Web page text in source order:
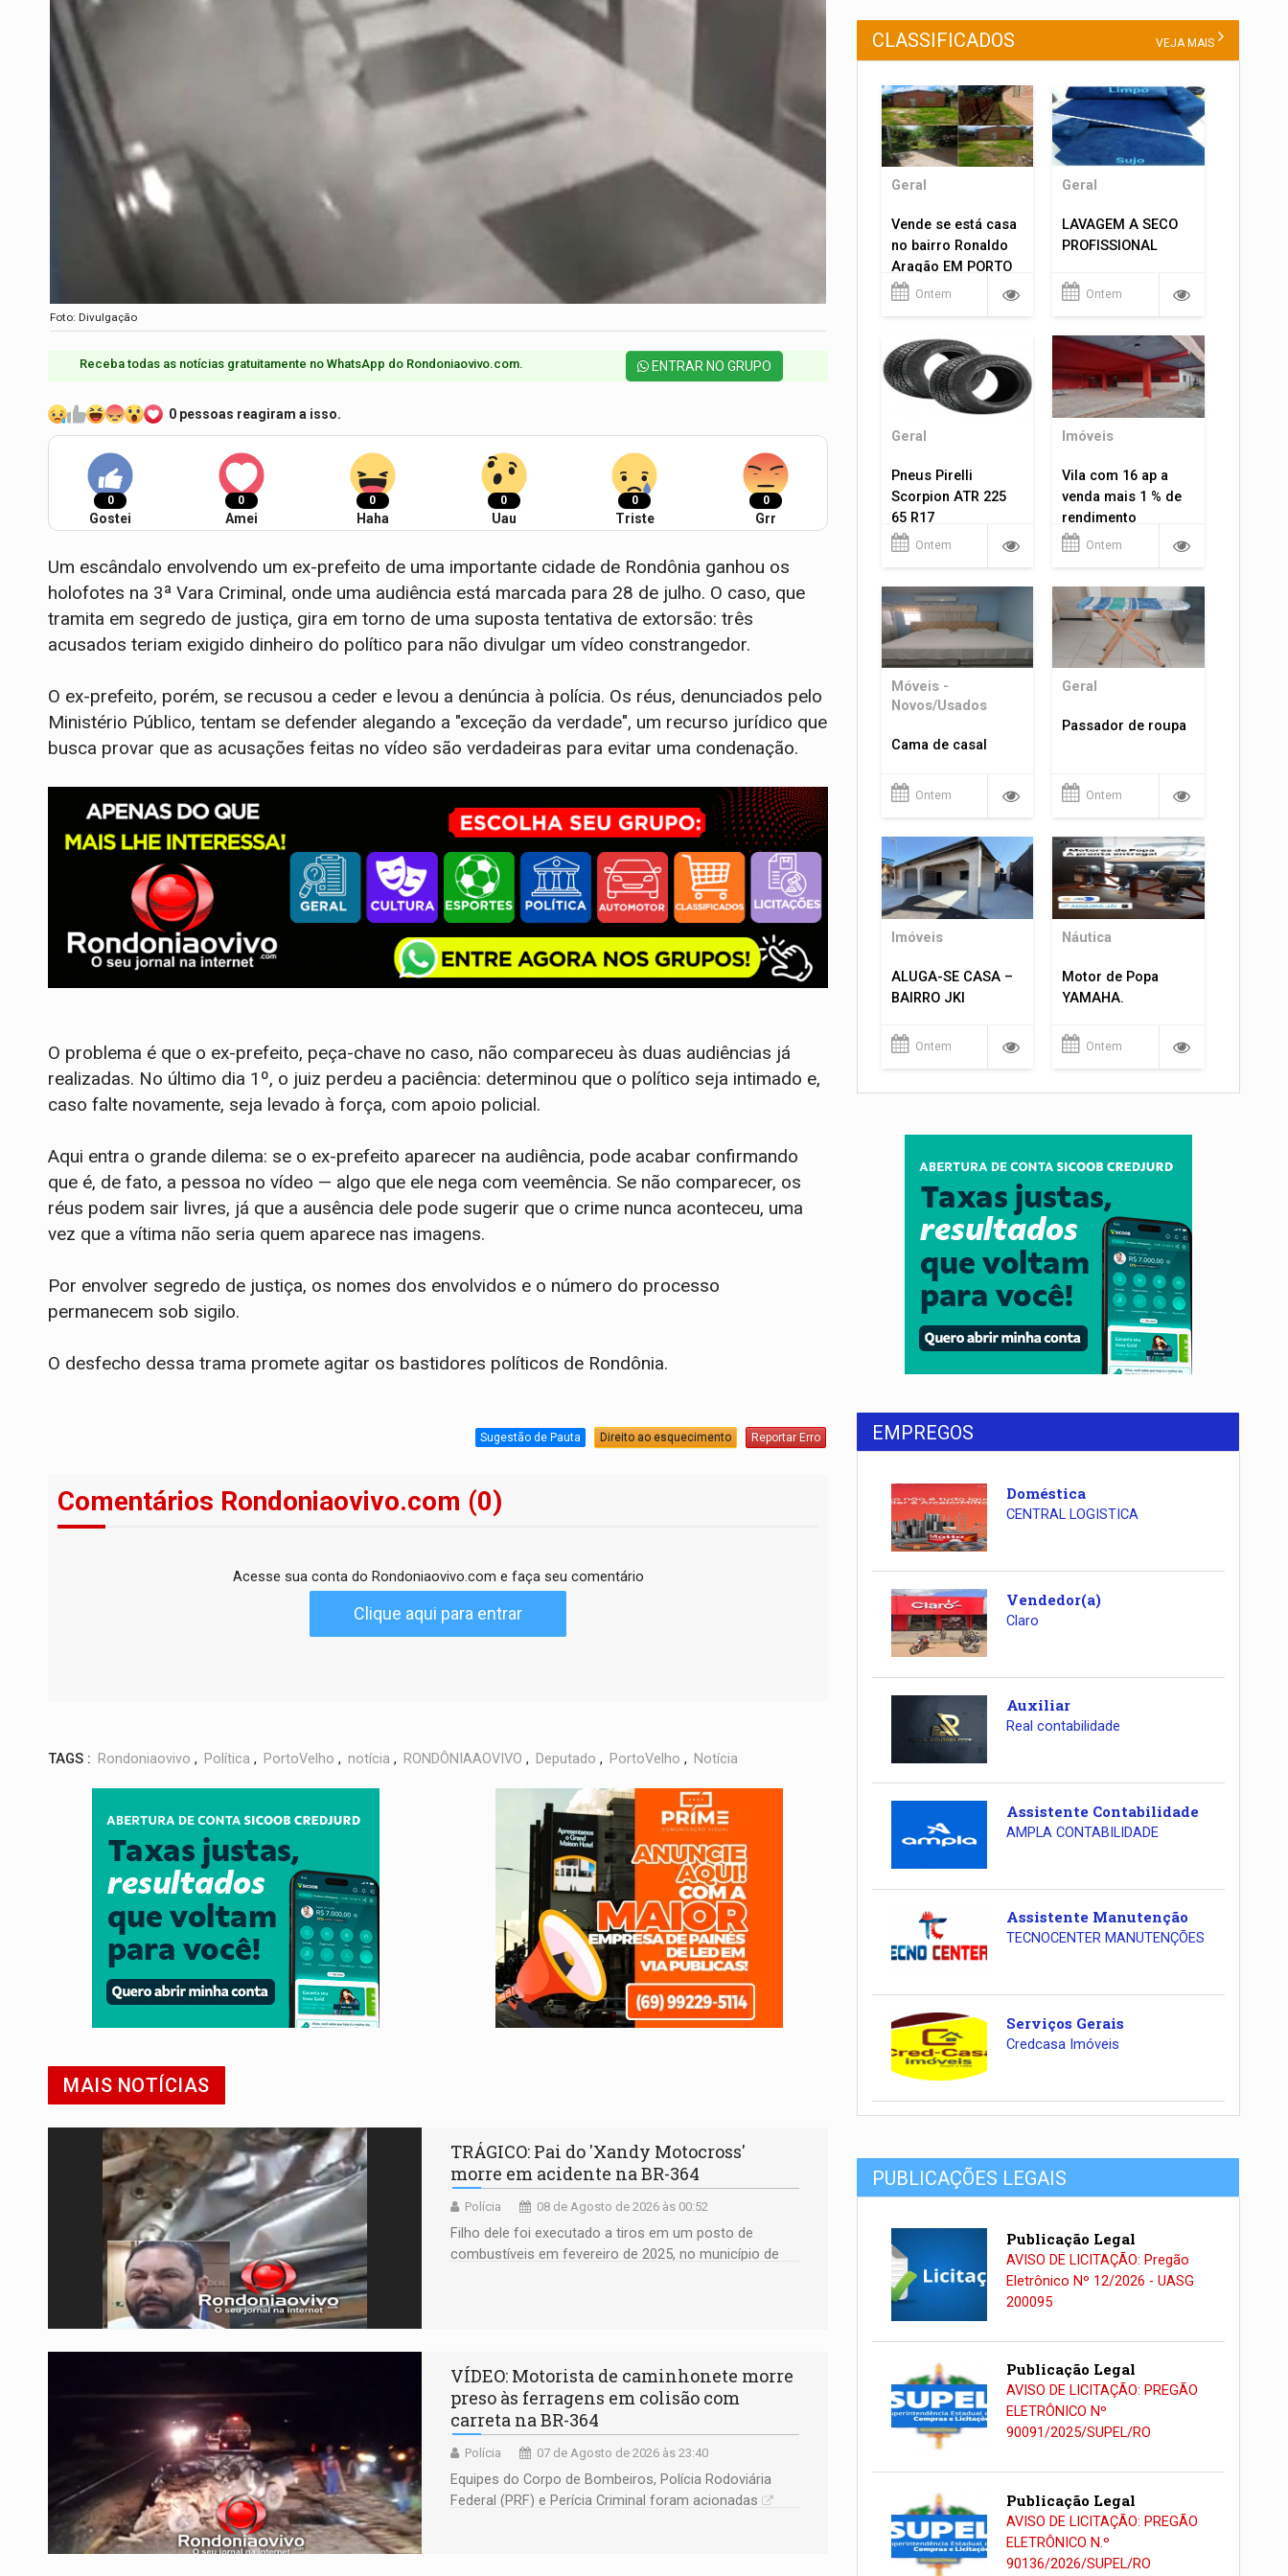
Foto: Divulgação
Receba todas as notícias gratuitamente no WhatsApp do Rondoniaovivo.com.​ ENTRAR NO GRUPO
0 pessoas reagiram a isso.
0
Gostei
0
Amei
0
Haha
0
Uau
0
Triste
0
Grr
Um escândalo envolvendo um ex-prefeito de uma importante cidade de Rondônia ganhou os
holofotes na 3ª Vara Criminal, onde uma audiência está marcada para 28 de julho. O caso, que
tramita em segredo de justiça, gira em torno de uma suposta tentativa de extorsão: três
acusados teriam exigido dinheiro do político para não divulgar um vídeo constrangedor.
O ex-prefeito, porém, se recusou a ceder e levou a denúncia à polícia. Os réus, denunciados pelo
Ministério Público, tentam se defender alegando a "exceção da verdade", um recurso jurídico que
busca provar que as acusações feitas no vídeo são verdadeiras para evitar uma condenação.
O problema é que o ex-prefeito, peça-chave no caso, não compareceu às duas audiências já
realizadas. No último dia 1º, o juiz perdeu a paciência: determinou que o político seja intimado e,
caso falte novamente, seja levado à força, com apoio policial.
Aqui entra o grande dilema: se o ex-prefeito aparecer na audiência, pode acabar confirmando
que é, de fato, a pessoa no vídeo — algo que ele nega com veemência. Se não comparecer, os
réus podem sair livres, já que a ausência dele pode sugerir que o crime nunca aconteceu, uma
vez que a vítima não seria quem aparece nas imagens.
Por envolver segredo de justiça, os nomes dos envolvidos e o número do processo
permanecem sob sigilo.
O desfecho dessa trama promete agitar os bastidores políticos de Rondônia.
Sugestão de Pauta Direito ao esquecimento Reportar Erro
Comentários Rondoniaovivo.com (0)
Acesse sua conta do Rondoniaovivo.com e faça seu comentário
Clique aqui para entrar
TAGS : Rondoniaovivo , Política , PortoVelho , notícia , RONDÔNIAAOVIVO , Deputado , PortoVelho , Notícia
MAIS NOTÍCIAS
TRÁGICO: Pai do 'Xandy Motocross'
morre em acidente na BR-364
Polícia 08 de Agosto de 2026 às 00:52
Filho dele foi executado a tiros em um posto de
combustíveis em fevereiro de 2025, no município de
VÍDEO: Motorista de caminhonete morre
preso às ferragens em colisão com
carreta na BR-364
Polícia 07 de Agosto de 2026 às 23:40
Equipes do Corpo de Bombeiros, Polícia Rodoviária
Federal (PRF) e Perícia Criminal foram acionadas
CLASSIFICADOS VEJA MAIS
Geral
Vende se está casa
no bairro Ronaldo
Aragão EM PORTO
VELHO RO.
Ontem
Geral
LAVAGEM A SECO
PROFISSIONAL
Ontem
Geral
Pneus Pirelli
Scorpion ATR 225
65 R17
Ontem
Imóveis
Vila com 16 ap a
venda mais 1 % de
rendimento
Ontem
Móveis -
Novos/Usados
Cama de casal
Ontem
Geral
Passador de roupa
Ontem
Imóveis
ALUGA-SE CASA –
BAIRRO JKI
Ontem
Náutica
Motor de Popa
YAMAHA.
Ontem
EMPREGOS
Doméstica
CENTRAL LOGISTICA
Vendedor(a)
Claro
Auxiliar
Real contabilidade
Assistente Contabilidade
AMPLA CONTABILIDADE
Assistente Manutenção
TECNOCENTER MANUTENÇÕES
Serviços Gerais
Credcasa Imóveis
PUBLICAÇÕES LEGAIS
Publicação Legal
AVISO DE LICITAÇÃO: Pregão
Eletrônico Nº 12/2026 - UASG
200095
Publicação Legal
AVISO DE LICITAÇÃO: PREGÃO
ELETRÔNICO Nº
90091/2025/SUPEL/RO
Publicação Legal
AVISO DE LICITAÇÃO: PREGÃO
ELETRÔNICO N.º
90136/2026/SUPEL/RO